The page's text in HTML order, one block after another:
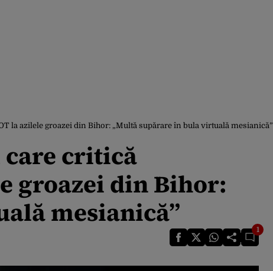
la azilele groazei din Bihor: „Multă supărare în bula virtuală mesianică”
care critică
groazei din Bihor:
mesianică”
1